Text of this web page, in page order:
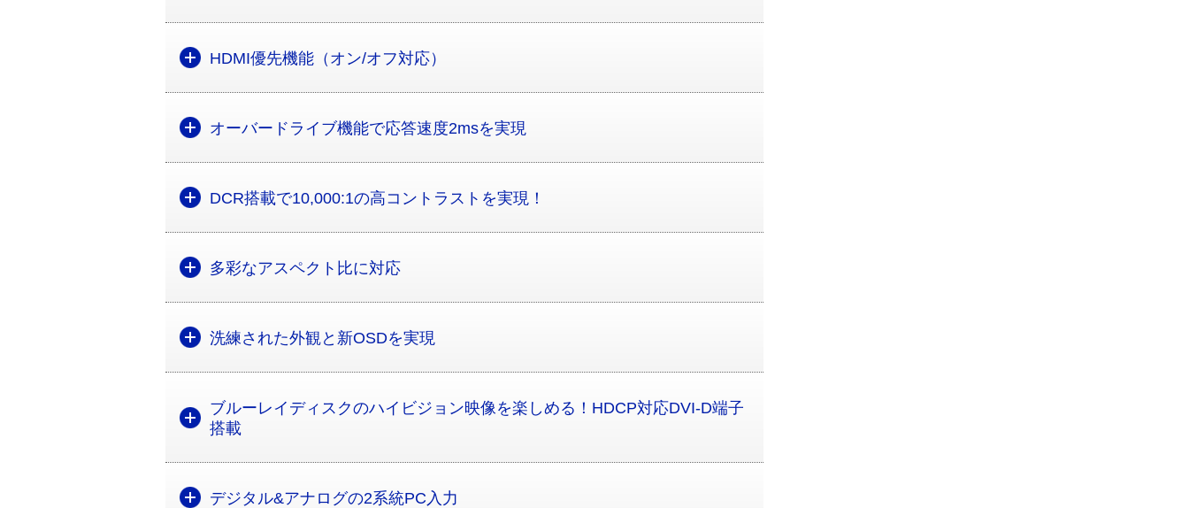
HDMI優先機能（オン/オフ対応）
オーバードライブ機能で応答速度2msを実現
DCR搭載で10,000:1の高コントラストを実現！
多彩なアスペクト比に対応
洗練された外観と新OSDを実現
ブルーレイディスクのハイビジョン映像を楽しめる！HDCP対応DVI-D端子
搭載
デジタル&アナログの2系統PC入力